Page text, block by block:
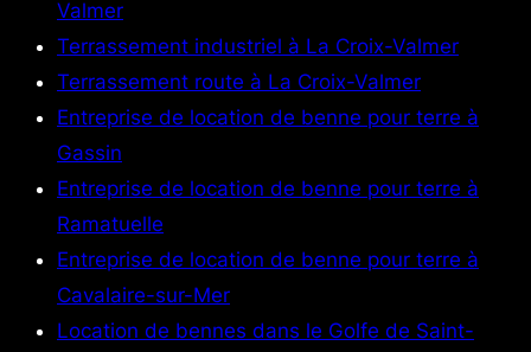
Valmer
Terrassement industriel à La Croix-Valmer
Terrassement route à La Croix-Valmer
Entreprise de location de benne pour terre à
Gassin
Entreprise de location de benne pour terre à
Ramatuelle
Entreprise de location de benne pour terre à
Cavalaire-sur-Mer
Location de bennes dans le Golfe de Saint-